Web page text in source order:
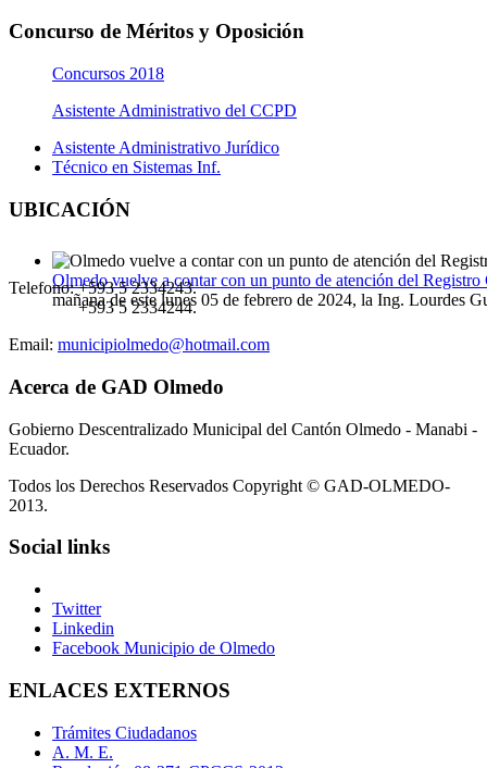
Olmedo vuelve a contar con un punto de atención del
mañana de este lunes 05 de febrero de 2024, la Ing. Lourdes
Concurso de Méritos y Oposición
Concursos 2018
Asistente Administrativo del CCPD
Asistente Administrativo Jurídico
Técnico en Sistemas Inf.
UBICACIÓN
Telefono:+593 5 2334243.
+593 5 2334244.
Email: municipiolmedo@hotmail.com
Acerca de GAD Olmedo
Gobierno Descentralizado Municipal del Cantón Olmedo - Manabi -
Ecuador.
Todos los Derechos Reservados Copyright © GAD-OLMEDO-
2013.
Social links
Twitter
Linkedin
Facebook Municipio de Olmedo
ENLACES EXTERNOS
Trámites Ciudadanos
A. M. E.